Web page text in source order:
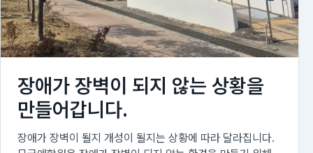
장애가 장벽이 되지 않는 상황을
만들어갑니다.
장애가 장벽이 될지 개성이 될지는 상황에 따라 달라집니다.